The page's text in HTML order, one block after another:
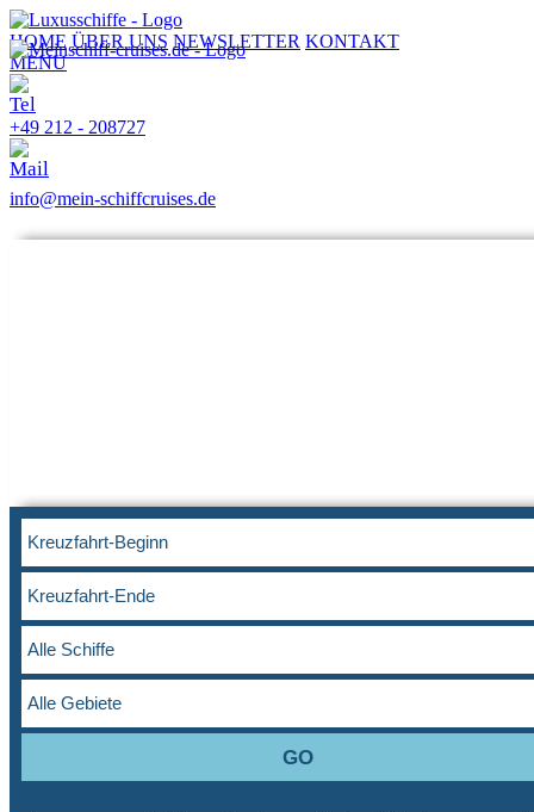
HOME ÜBER UNS NEWSLETTER KONTAKT
MENU
+49 212 - 208727
info@mein-schiffcruises.de
Unvergessliche Momente
hoher See
Entdecken Sie mit der modernenMein Schiff
Städte und atemberaubende Landschaften, ohne auf den